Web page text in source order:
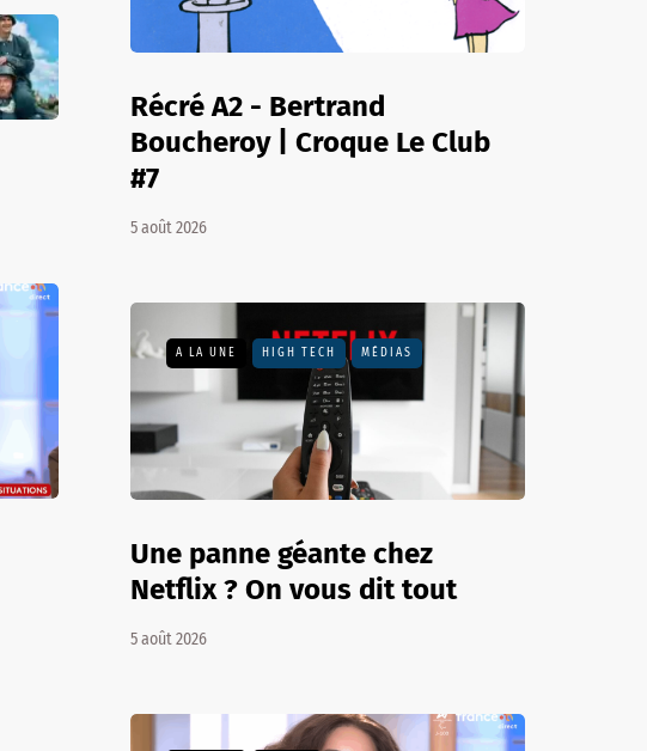
Récré A2 - Bertrand
Boucheroy | Croque Le Club
#7
5 août 2026
A LA UNE HIGH TECH MÉDIAS
Une panne géante chez
Netflix ? On vous dit tout
5 août 2026